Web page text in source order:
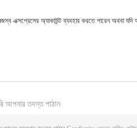
এক্সপ্রেসের অ্যাকাউন্ট ব্যবহার করতে পারেন অথবা যদি
আপনার তদন্ত পাঠান